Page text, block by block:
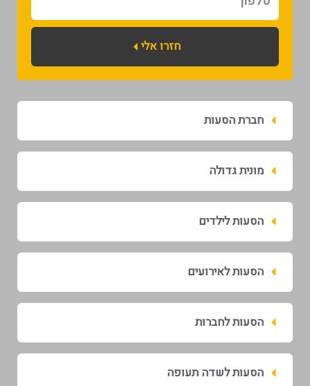
חזרו אלי
חברת הסעות
מונית גדולה
הסעות לילדים
הסעות לאירועים
הסעות לחברות
הסעות לשדה תעופה